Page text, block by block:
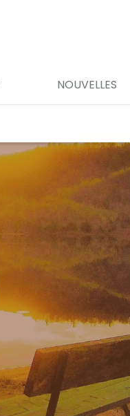
NOUVELLES